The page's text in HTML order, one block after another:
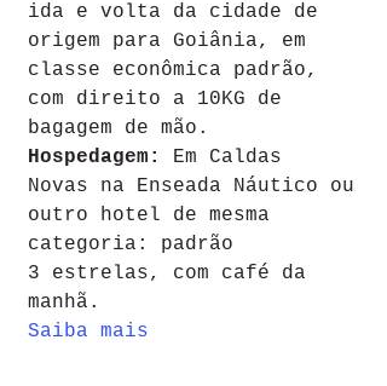
ida e volta da cidade de
origem para Goiânia, em
classe econômica padrão,
com direito a 10KG de
bagagem de mão.
Hospedagem:
Em Caldas
Novas na Enseada Náutico ou
outro hotel de mesma
categoria: padrão
3 estrelas, com café da
manhã.
Saiba mais